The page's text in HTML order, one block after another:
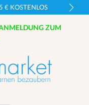
€ KOSTENLOS
ZUM